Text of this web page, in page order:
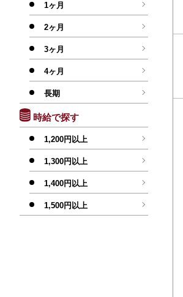
1ヶ月
2ヶ月
3ヶ月
4ヶ月
長期
時給で探す
1,200円以上
1,300円以上
1,400円以上
1,500円以上